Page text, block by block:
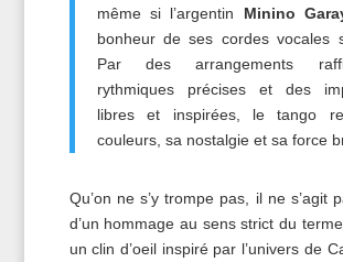
même si l’argentin Minino
bonheur de ses cordes vocales
Par des arrangements
rythmiques précises et des
libres et inspirées, le tango
couleurs, sa nostalgie et sa force
Qu’on ne s’y trompe pas, il ne s’agit
d’un hommage au sens strict du
un clin d’oeil inspiré par l’univers de